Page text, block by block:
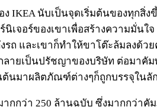
IKEA นับเป็นจุดเริ่มต้นของทุก
นิเจอร์ของเขาเพื่อสร้างความมั่
รถ และเขาก็ทำให้ขาโต๊ะล้มลงด้
ลายเป็นปรัชญาของบริษัท ต่อมา
มาผลิตภัณฑ์ต่างๆก็ถูกบรรจุในลั
กว่า 250 ล้านฉบับ ซึ่งมากกว่าคั